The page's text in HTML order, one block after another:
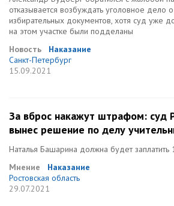
отказывается возбуждать уголовное дело
избирательных документов, хотя суд уже
на этом участке были подделаны
Новость
Наказание
Санкт-Петербург
15.09.2021
За вброс накажут штрафом: суд
вынес решение по делу
Наталья Башарина должна будет заплатить
Мнение
Наказание
Ростовская область
29.07.2021